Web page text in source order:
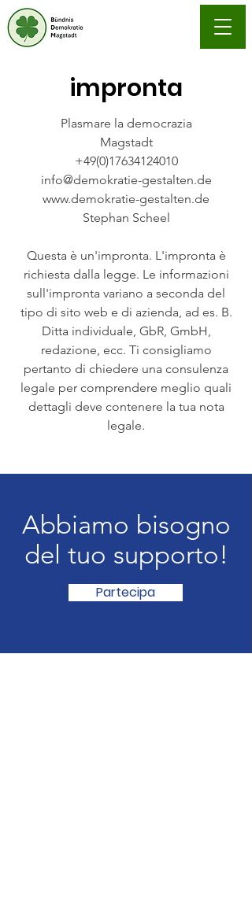
impronta
Plasmare la democrazia
Magstadt
+49(0)17634124010
info@demokratie-gestalten.de
www.demokratie-gestalten.de
Stephan Scheel
Questa è un'impronta. L'impronta è
richiesta dalla legge. Le informazioni
sull'impronta variano a seconda del
tipo di sito web e di azienda, ad es. B.
Ditta individuale, GbR, GmbH,
redazione, ecc. Ti consigliamo
pertanto di chiedere una consulenza
legale per comprendere meglio quali
dettagli deve contenere la tua nota
legale.
Abbiamo bisogno
del tuo supporto!
Partecipa